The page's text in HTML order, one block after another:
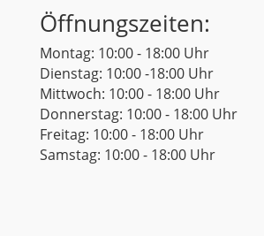
Öffnungszeiten:
Montag: 10:00 - 18:00 Uhr
Dienstag: 10:00 -18:00 Uhr
Mittwoch: 10:00 - 18:00 Uhr
Donnerstag: 10:00 - 18:00 Uhr
Freitag: 10:00 - 18:00 Uhr
Samstag: 10:00 - 18:00 Uhr